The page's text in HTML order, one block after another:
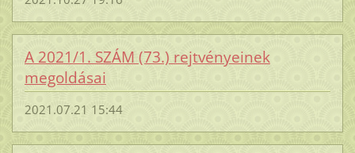
A 2021/1. SZÁM (73.) rejtvényeinek
megoldásai
2021.07.21 15:44